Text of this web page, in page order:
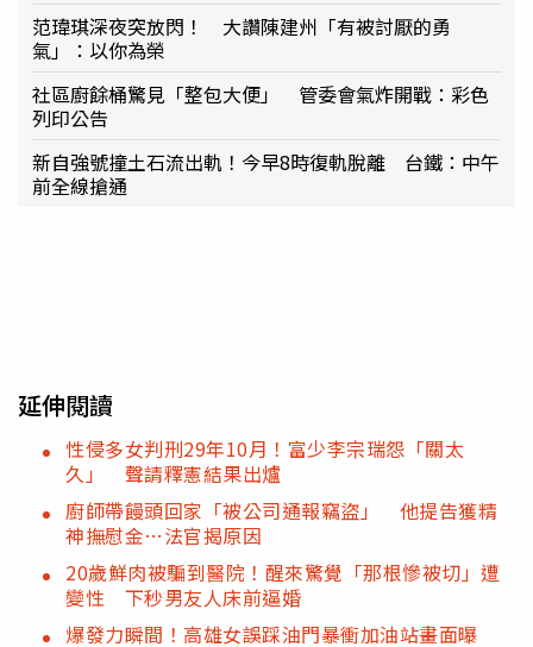
范瑋琪深夜突放閃！ 大讚陳建州「有被討厭的勇
氣」：以你為榮
社區廚餘桶驚見「整包大便」 管委會氣炸開戰：彩色
列印公告
新自強號撞土石流出軌！今早8時復軌脫離 台鐵：中午
前全線搶通
延伸閱讀
性侵多女判刑29年10月！富少李宗瑞怨「關太
久」 聲請釋憲結果出爐
廚師帶饅頭回家「被公司通報竊盜」 他提告獲精
神撫慰金…法官揭原因
20歲鮮肉被騙到醫院！醒來驚覺「那根慘被切」遭
變性 下秒男友人床前逼婚
爆發力瞬間！高雄女誤踩油門暴衝加油站畫面曝